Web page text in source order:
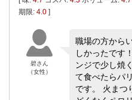
期限: 4.0 ]
碧さん
（女性）
職場の方から
しかったです
ンジで少し焼
て食べたらパ
です。 火まつ